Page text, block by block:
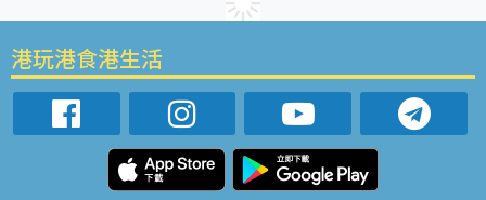
港玩港食港生活